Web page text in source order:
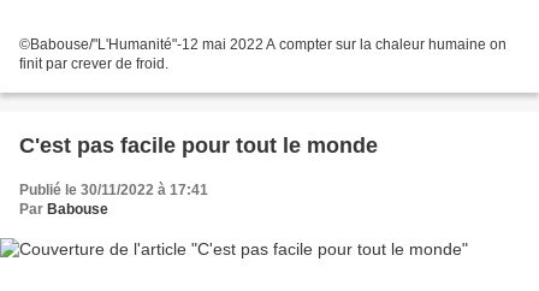
©Babouse/"L'Humanité"-12 mai 2022 A compter sur la chaleur humaine on
finit par crever de froid.
C'est pas facile pour tout le monde
Publié le 30/11/2022 à 17:41
Par Babouse